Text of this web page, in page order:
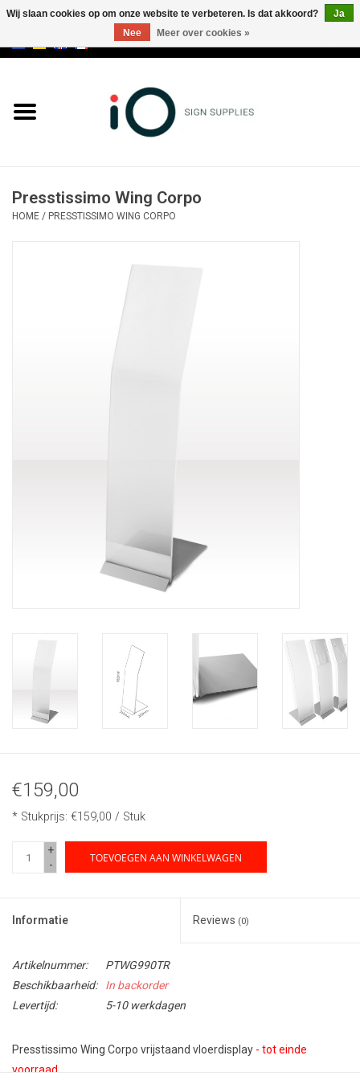
Merken
Bel ons op +32 3 353 67 63
Presstissimo Wing Corpo
HOME / PRESSTISSIMO WING CORPO
€159,00
* Stukprijs: €159,00 / Stuk
+
-
TOEVOEGEN AAN WINKELWAGEN
Informatie Reviews (0)
Artikelnummer:
PTWG990TR
Beschikbaarheid:
In backorder
Levertijd:
5-10 werkdagen
Presstissimo Wing Corpo vrijstaand vloerdisplay - tot einde
voorraad
Wij slaan cookies op om onze website te verbeteren. Is dat akkoord?
Ja
Nee
Meer over cookies »